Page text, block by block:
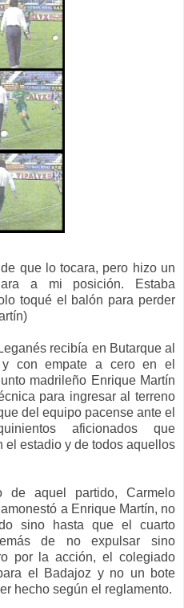
que lo tocara, pero hizo un
a mi posición. Estaba
toqué el balón para perder
recibía en Butarque al
con empate a cero en el
madrileño Enrique Martín
para ingresar al terreno
del equipo pacense ante el
aficionados que
el estadio y de todos aquellos
de aquel partido, Carmelo
a Enrique Martín, no
sino hasta que el cuarto
de no expulsar sino
por la acción, el colegiado
el Badajoz y no un bote
hecho según el reglamento.